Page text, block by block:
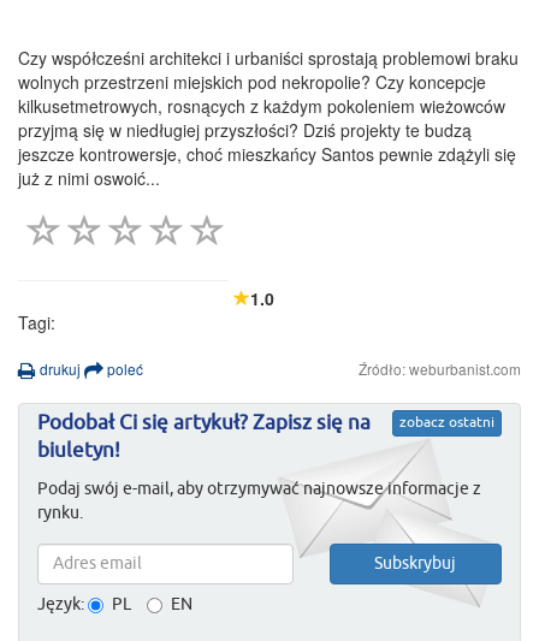
Czy współcześni architekci i urbaniści sprostają problemowi braku
wolnych przestrzeni miejskich pod nekropolie? Czy koncepcje
kilkusetmetrowych, rosnących z każdym pokoleniem wieżowców
przyjmą się w niedługiej przyszłości? Dziś projekty te budzą
jeszcze kontrowersje, choć mieszkańcy Santos pewnie zdążyli się
już z nimi oswoić...
1.0
Tagi:
drukuj poleć Źródło: weburbanist.com
zobacz ostatni
Podobał Ci się artykuł? Zapisz się na
biuletyn!
Podaj swój e-mail, aby otrzymywać najnowsze informacje z
rynku.
Język: PL EN